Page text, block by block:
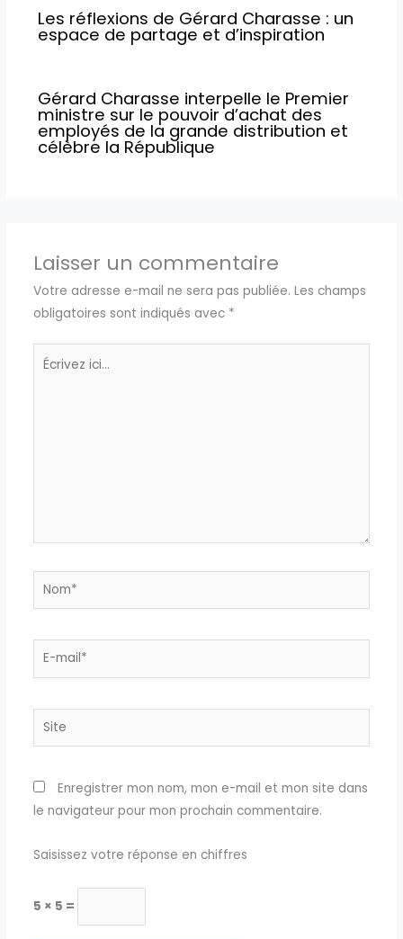
Les réflexions de Gérard Charasse : un
espace de partage et d’inspiration
Gérard Charasse interpelle le Premier
ministre sur le pouvoir d’achat des
employés de la grande distribution et
célèbre la République
Laisser un commentaire
Votre adresse e-mail ne sera pas publiée. Les champs
obligatoires sont indiqués avec *
Écrivez
Nom*
E-
Site
Enregistrer mon nom, mon e-mail et mon site dans
le navigateur pour mon prochain commentaire.
Saisissez votre réponse en chiffres
5 × 5 =